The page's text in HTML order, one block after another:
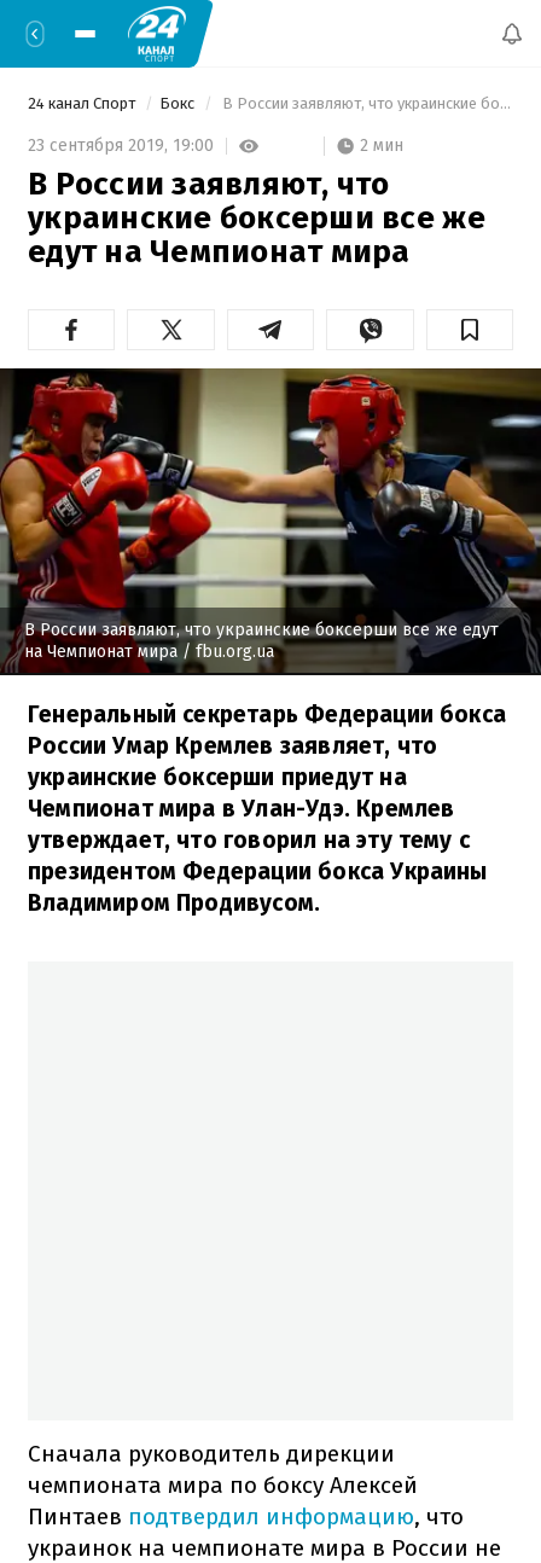
24 канал Спорт Бокс В России заявляют, что украинские боксерши все же едут на Чемпионат мира
23 сентября 2019, 19:00 2 мин
В России заявляют, что
украинские боксерши все же
едут на Чемпионат мира
В России заявляют, что украинские боксерши все же едут
на Чемпионат мира / fbu.org.ua
Генеральный секретарь Федерации бокса
России Умар Кремлев заявляет, что
украинские боксерши приедут на
Чемпионат мира в Улан-Удэ. Кремлев
утверждает, что говорил на эту тему с
президентом Федерации бокса Украины
Владимиром Продивусом.
Сначала руководитель дирекции
чемпионата мира по боксу Алексей
Пинтаев подтвердил информацию, что
украинок на чемпионате мира в России не